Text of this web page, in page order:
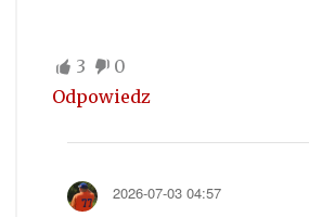
3
0
Odpowiedz
2026-07-03 04:57